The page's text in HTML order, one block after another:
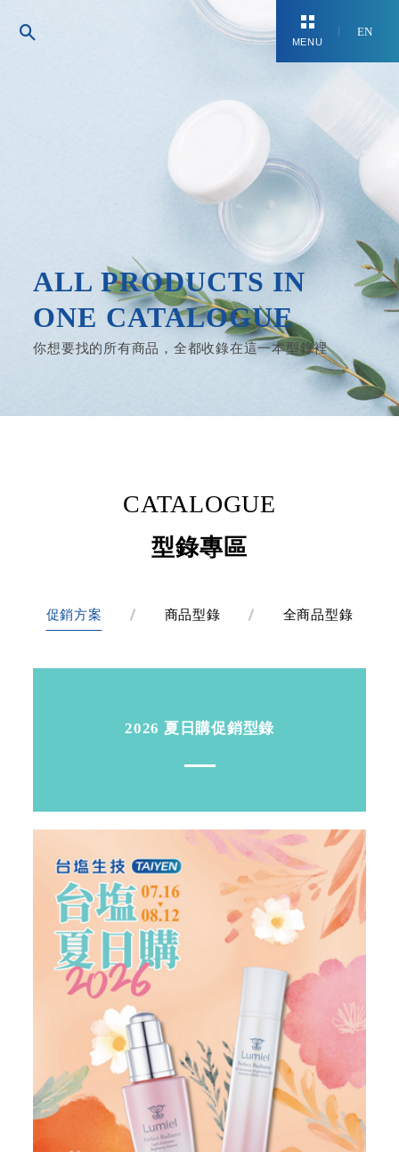
ALL PRODUCTS IN
ONE CATALOGUE
你想要找的所有商品，全都收錄在這一本型錄裡
MENU
EN
CATALOGUE
型錄專區
促銷方案 商品型錄 全商品型錄
2026 夏日購促銷型錄